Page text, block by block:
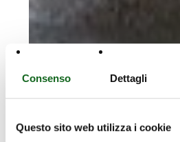
Consenso Dettagli
Questo sito web utilizza i cookie